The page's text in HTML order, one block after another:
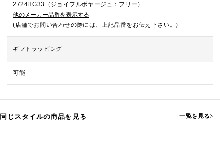
2724HG33（ジョイフルボヤージュ：フリー）
他のメーカー品番を表示する
(店舗でお問い合わせの際には、上記品番をお伝え下さい。)
ギフトラッピング
可能
同じスタイルの商品を見る 一覧を見る